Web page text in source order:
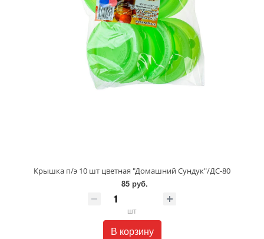
Крышка п/э 10 шт цветная "Домашний Сундук"/ДС-80
85 руб.
шт
В корзину